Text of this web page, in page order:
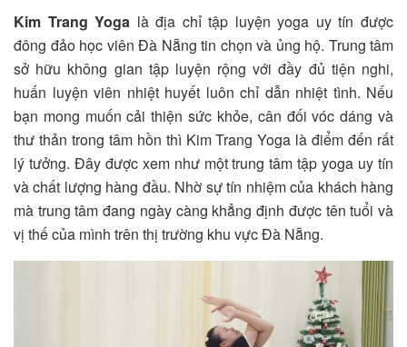
Kim Trang Yoga là địa chỉ tập luyện yoga uy tín được
đông đảo học viên Đà Nẵng tin chọn và ủng hộ. Trung tâm
sở hữu không gian tập luyện rộng với đầy đủ tiện nghi,
huấn luyện viên nhiệt huyết luôn chỉ dẫn nhiệt tình. Nếu
bạn mong muốn cải thiện sức khỏe, cân đối vóc dáng và
thư thản trong tâm hồn thì Kim Trang Yoga là điểm đến rất
lý tưởng. Đây được xem như một trung tâm tập yoga uy tín
và chất lượng hàng đầu. Nhờ sự tín nhiệm của khách hàng
mà trung tâm đang ngày càng khẳng định được tên tuổi và
vị thế của mình trên thị trường khu vực Đà Nẵng.